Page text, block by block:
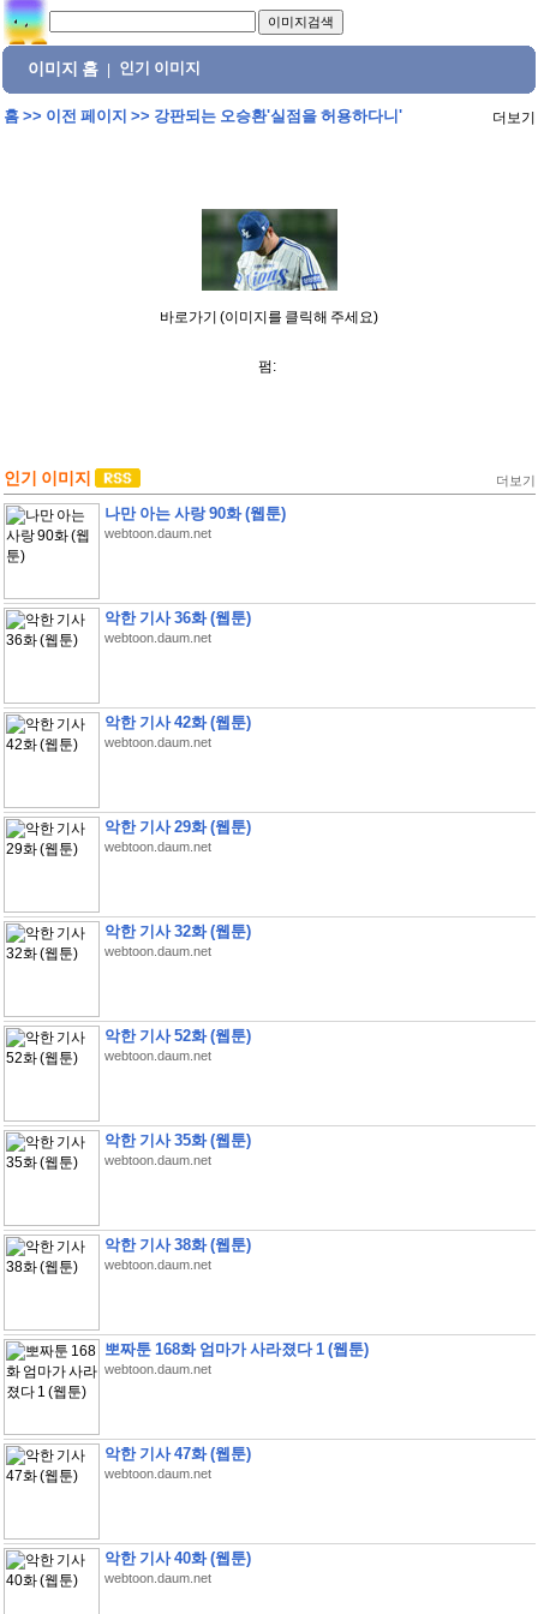
이미지 홈 인기 이미지
홈>> 이전 페이지 >> 강판되는 오승환'실점을 허용하다니' 더보기
바로가기 (이미지를 클릭해 주세요)
펌:
인기 이미지 더보기
나만 아는 사랑 90화 (웹툰)
webtoon.daum.net
악한 기사 36화 (웹툰)
webtoon.daum.net
악한 기사 42화 (웹툰)
webtoon.daum.net
악한 기사 29화 (웹툰)
webtoon.daum.net
악한 기사 32화 (웹툰)
webtoon.daum.net
악한 기사 52화 (웹툰)
webtoon.daum.net
악한 기사 35화 (웹툰)
webtoon.daum.net
악한 기사 38화 (웹툰)
webtoon.daum.net
뽀짜툰 168화 엄마가 사라졌다 1 (웹툰)
webtoon.daum.net
악한 기사 47화 (웹툰)
webtoon.daum.net
악한 기사 40화 (웹툰)
webtoon.daum.net